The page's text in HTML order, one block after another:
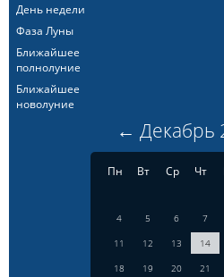
День недели
Фаза Луны
Ближайшее
полнолуние
Ближайшее
новолуние
← Декабрь
Пн Вт Ср Чт
4
5 6 7
11
12 13 14
18
19 20 21